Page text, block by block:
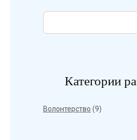
Категории
Волонтерство (9)